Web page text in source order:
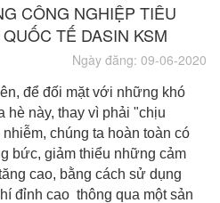
CÔNG NGHIỆP TIÊU
TẾ DASIN KSM
Ngày đăng: 09-06-2020
để đối mặt với những khó
hè này, thay vì phải "chịu
chúng ta hoàn toàn có
bức, giảm thiểu những cảm
cao, bằng cách sử dụng
đỉnh cao thông qua một sản